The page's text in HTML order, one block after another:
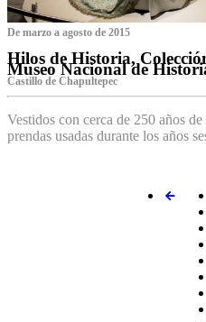
De marzo a agosto de 2015
Hilos de Historia,
Museo Nacional de
Castillo de Chapultepec
Vestidos con cerca de 250 años
prendas usadas durante los años